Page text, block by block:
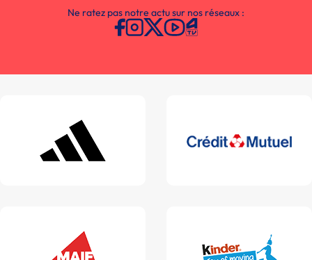
Ne ratez pas notre actu sur nos réseaux :